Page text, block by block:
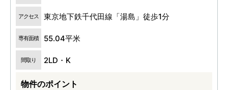
アクセス 東京地下鉄千代田線「湯島」徒歩1分
専有面積 55.04平米
間取り 2LD・K
物件のポイント